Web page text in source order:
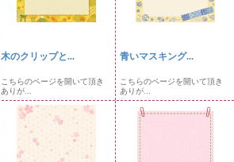
木のクリップと...
こちらのページを開いて頂き
ありが...
青いマスキング...
こちらのページを開いて頂き
ありが...